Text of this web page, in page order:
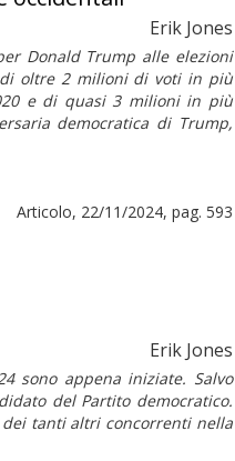
Erik Jones
Donald Trump alle elezioni
di oltre 2 milioni di voti in più
e di quasi 3 milioni in più
democratica di Trump,
Articolo, 22/11/2024, pag. 593
Erik Jones
sono appena iniziate. Salvo
del Partito democratico.
dei tanti altri concorrenti nella